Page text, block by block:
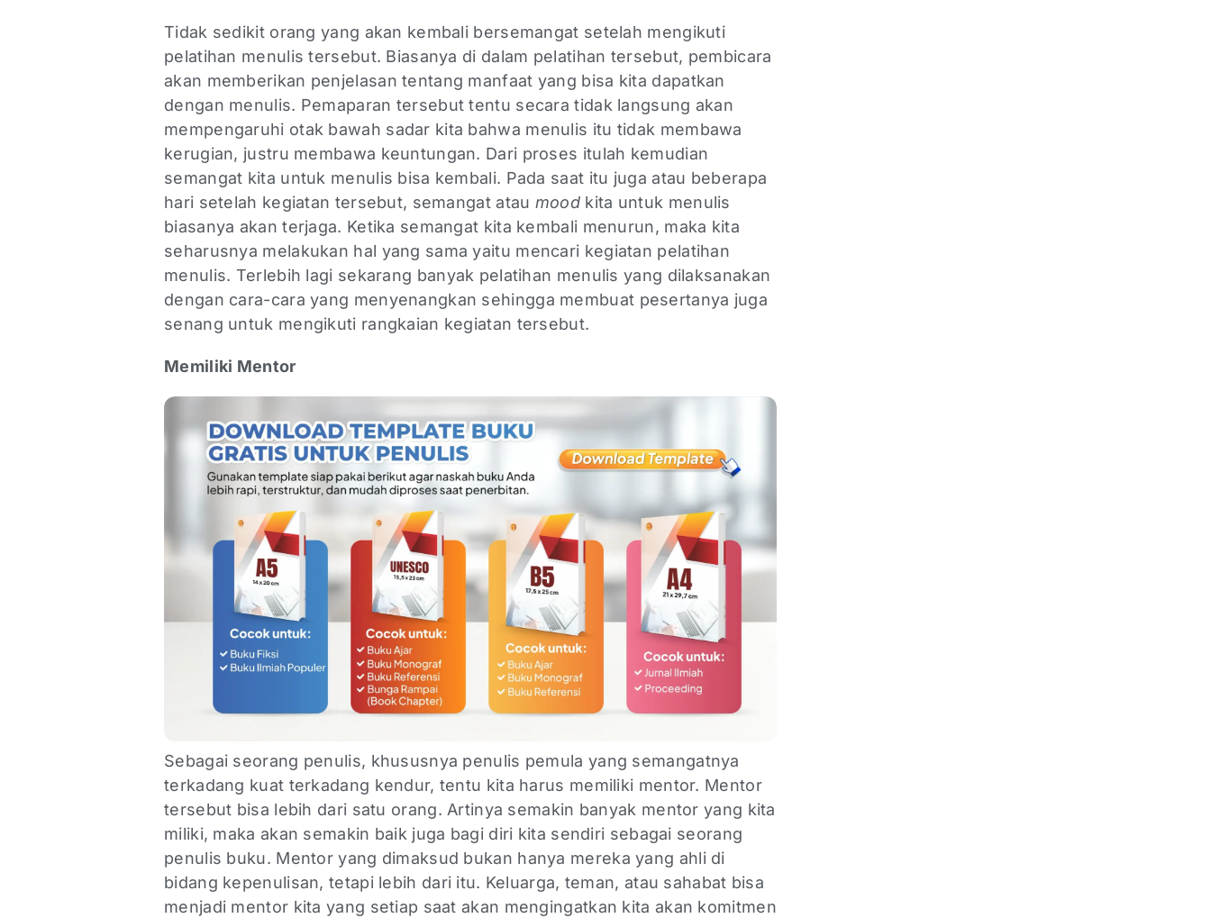
Tidak sedikit orang yang akan kembali bersemangat setelah mengikuti
pelatihan menulis tersebut. Biasanya di dalam pelatihan tersebut, pembicara
akan memberikan penjelasan tentang manfaat yang bisa kita dapatkan
dengan menulis. Pemaparan tersebut tentu secara tidak langsung akan
mempengaruhi otak bawah sadar kita bahwa menulis itu tidak membawa
kerugian, justru membawa keuntungan. Dari proses itulah kemudian
semangat kita untuk menulis bisa kembali. Pada saat itu juga atau beberapa
hari setelah kegiatan tersebut, semangat atau mood kita untuk menulis
biasanya akan terjaga. Ketika semangat kita kembali menurun, maka kita
seharusnya melakukan hal yang sama yaitu mencari kegiatan pelatihan
menulis. Terlebih lagi sekarang banyak pelatihan menulis yang dilaksanakan
dengan cara-cara yang menyenangkan sehingga membuat pesertanya juga
senang untuk mengikuti rangkaian kegiatan tersebut.
Memiliki Mentor
Sebagai seorang penulis, khususnya penulis pemula yang semangatnya
terkadang kuat terkadang kendur, tentu kita harus memiliki mentor. Mentor
tersebut bisa lebih dari satu orang. Artinya semakin banyak mentor yang kita
miliki, maka akan semakin baik juga bagi diri kita sendiri sebagai seorang
penulis buku. Mentor yang dimaksud bukan hanya mereka yang ahli di
bidang kepenulisan, tetapi lebih dari itu. Keluarga, teman, atau sahabat bisa
menjadi mentor kita yang setiap saat akan mengingatkan kita akan komitmen